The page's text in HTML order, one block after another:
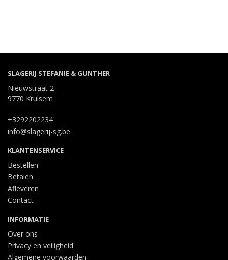
SLAGERIJ STEFANIE & GUNTHER
Nieuwstraat 2
9770 Kruisem
+3292202234
info@slagerij-sg.be
KLANTENSERVICE
Bestellen
Betalen
Afleveren
Contact
INFORMATIE
Over ons
Privacy en veiligheid
Algemene voorwaarden